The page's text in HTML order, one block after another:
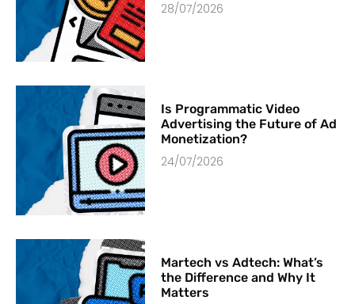
28/07/2026
Is Programmatic Video
Advertising the Future of Ad
Monetization?
24/07/2026
Martech vs Adtech: What’s
the Difference and Why It
Matters